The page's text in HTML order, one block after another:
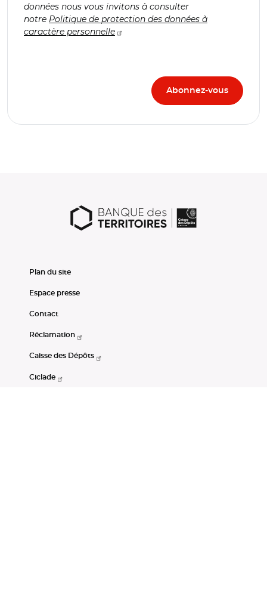
données nous vous invitons à consulter
notre Politique de protection des données à
caractère personnelle
Plan du site
Espace presse
Contact
Réclamation
Caisse des Dépôts
Ciclade